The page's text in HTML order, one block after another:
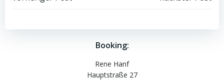
navigationnavigation
Booking:
Rene Hanf
Hauptstraße 27